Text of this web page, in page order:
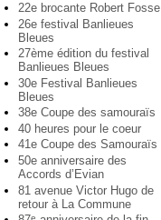
22e brocante Robert Fosse
26e festival Banlieues
Bleues
27ème édition du festival
Banlieues Bleues
30e Festival Banlieues
Bleues
38e Coupe des samouraïs
40 heures pour le coeur
41e Coupe des Samouraïs
50e anniversaire des
Accords d’Evian
81 avenue Victor Hugo de
retour à La Commune
e